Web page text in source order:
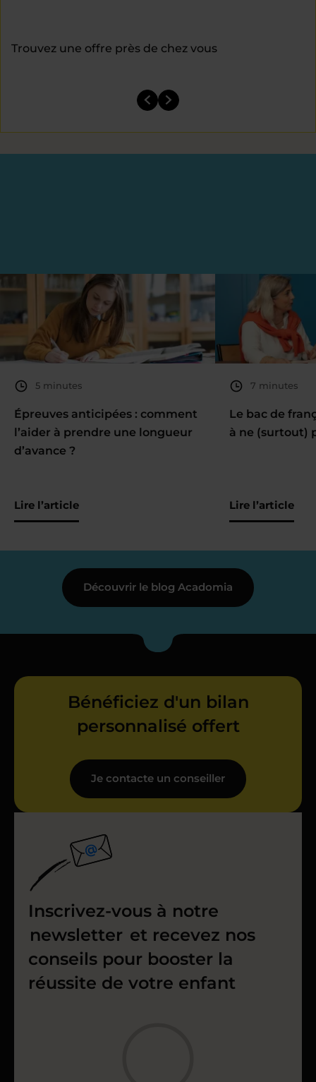
Trouvez une offre près de chez vous
5 minutes
Épreuves anticipées : comment
l’aider à prendre une longueur
d’avance ?
Lire l’article
7 minutes
Le bac de
à ne (surtout)
Lire l’article
Découvrir le blog Acadomia
Bénéficiez d'un bilan
personnalisé offert
Je contacte un conseiller
Inscrivez-vous à notre
newsletter et recevez nos
conseils pour booster la
réussite de votre enfant